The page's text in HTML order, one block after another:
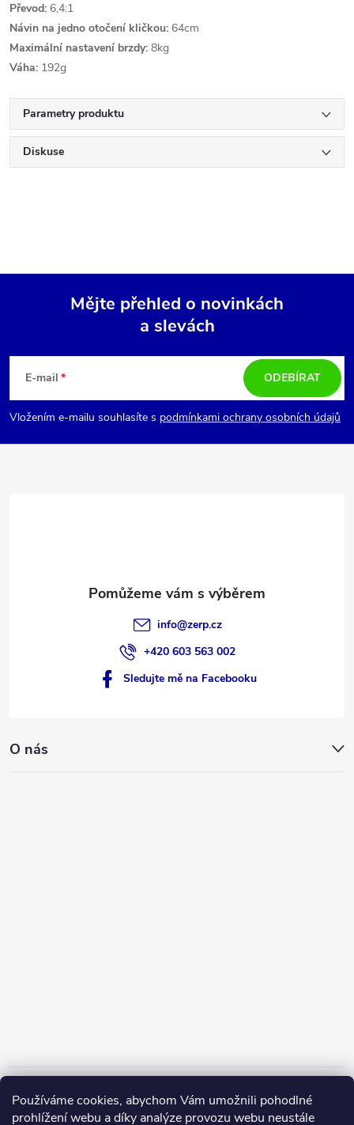
Používáme cookies, abychom Vám umožnili pohodlné
prohlížení webu a díky analýze provozu webu neustále
Převod: 6,4:1
Návin na jedno otočení kličkou: 64cm
Maximální nastavení brzdy: 8kg
Váha: 192g
Parametry produktu
Diskuse
p
a
Mějte přehled o novinkách
a slevách
E-mail
Vložením e-mailu souhlasíte s podmínkami ochrany osobních údajů
ODEBÍRAT
info@zerp.cz
+420 603 563 002
Sledujte mě na Facebooku
O nás